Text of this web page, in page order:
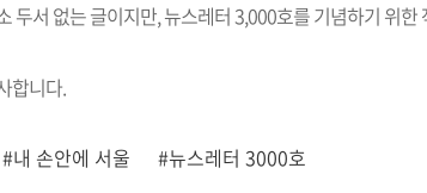
두서 없는 글이지만, 뉴스레터 3,000호를 기념하기 위
합니다.
사
#내 손안에 서울 #뉴스레터 3000호